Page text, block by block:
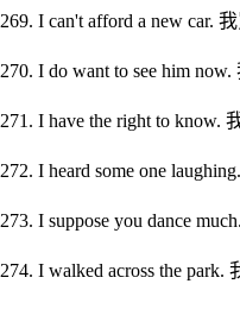
269. I can't afford a new car.
270. I do want to see him
271. I have the right to know.
272. I heard some one
273. I suppose you dance
274. I walked across the park.